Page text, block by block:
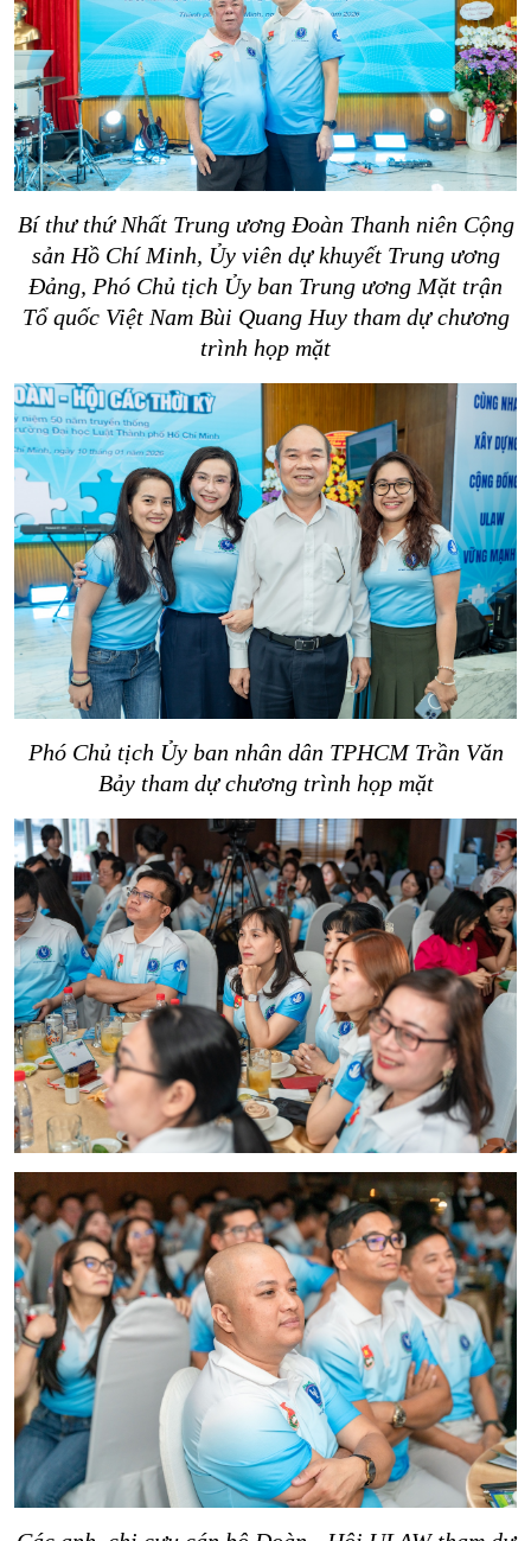
Bí thư thứ Nhất Trung ương Đoàn Thanh niên Cộng
sản Hồ Chí Minh, Ủy viên dự khuyết Trung ương
Đảng, Phó Chủ tịch Ủy ban Trung ương Mặt trận
Tổ quốc Việt Nam Bùi Quang Huy tham dự chương
trình họp mặt
Phó Chủ tịch Ủy ban nhân dân TPHCM Trần Văn
Bảy tham dự chương trình họp mặt